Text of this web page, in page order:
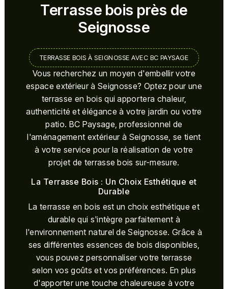
Terrasse bois près de
Seignosse
TERRASSE BOIS À SEIGNOSSE AVEC BC PAYSAGE
Vous recherchez un moyen d'embellir votre
espace extérieur à Seignosse? Optez pour une
terrasse en bois qui apportera chaleur,
authenticité et élégance à votre jardin ou votre
patio. BC Paysage, professionnel de
l'aménagement extérieur à Seignosse, se tient
à votre service pour la réalisation de votre
projet de terrasse bois sur-mesure.
La Terrasse Bois : Un Choix Esthétique et
Durable
La terrasse en bois est un choix esthétique et
durable qui s'intègre parfaitement à
l'environnement naturel de Seignosse. Grâce à
ses différentes essences de bois disponibles,
vous pouvez personnaliser votre terrasse
selon vos goûts et vos préférences. En plus
d'apporter une touche chaleureuse à votre